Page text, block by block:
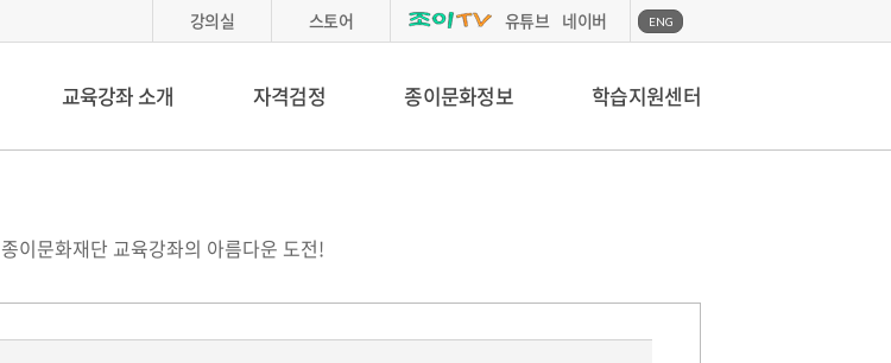
ENG
강의실 스토어 유튜브 네이버
교육강좌 소개 자격검정 종이문화정보 학습지원센터
이문화재단 교육강좌의 아름다운 도전!